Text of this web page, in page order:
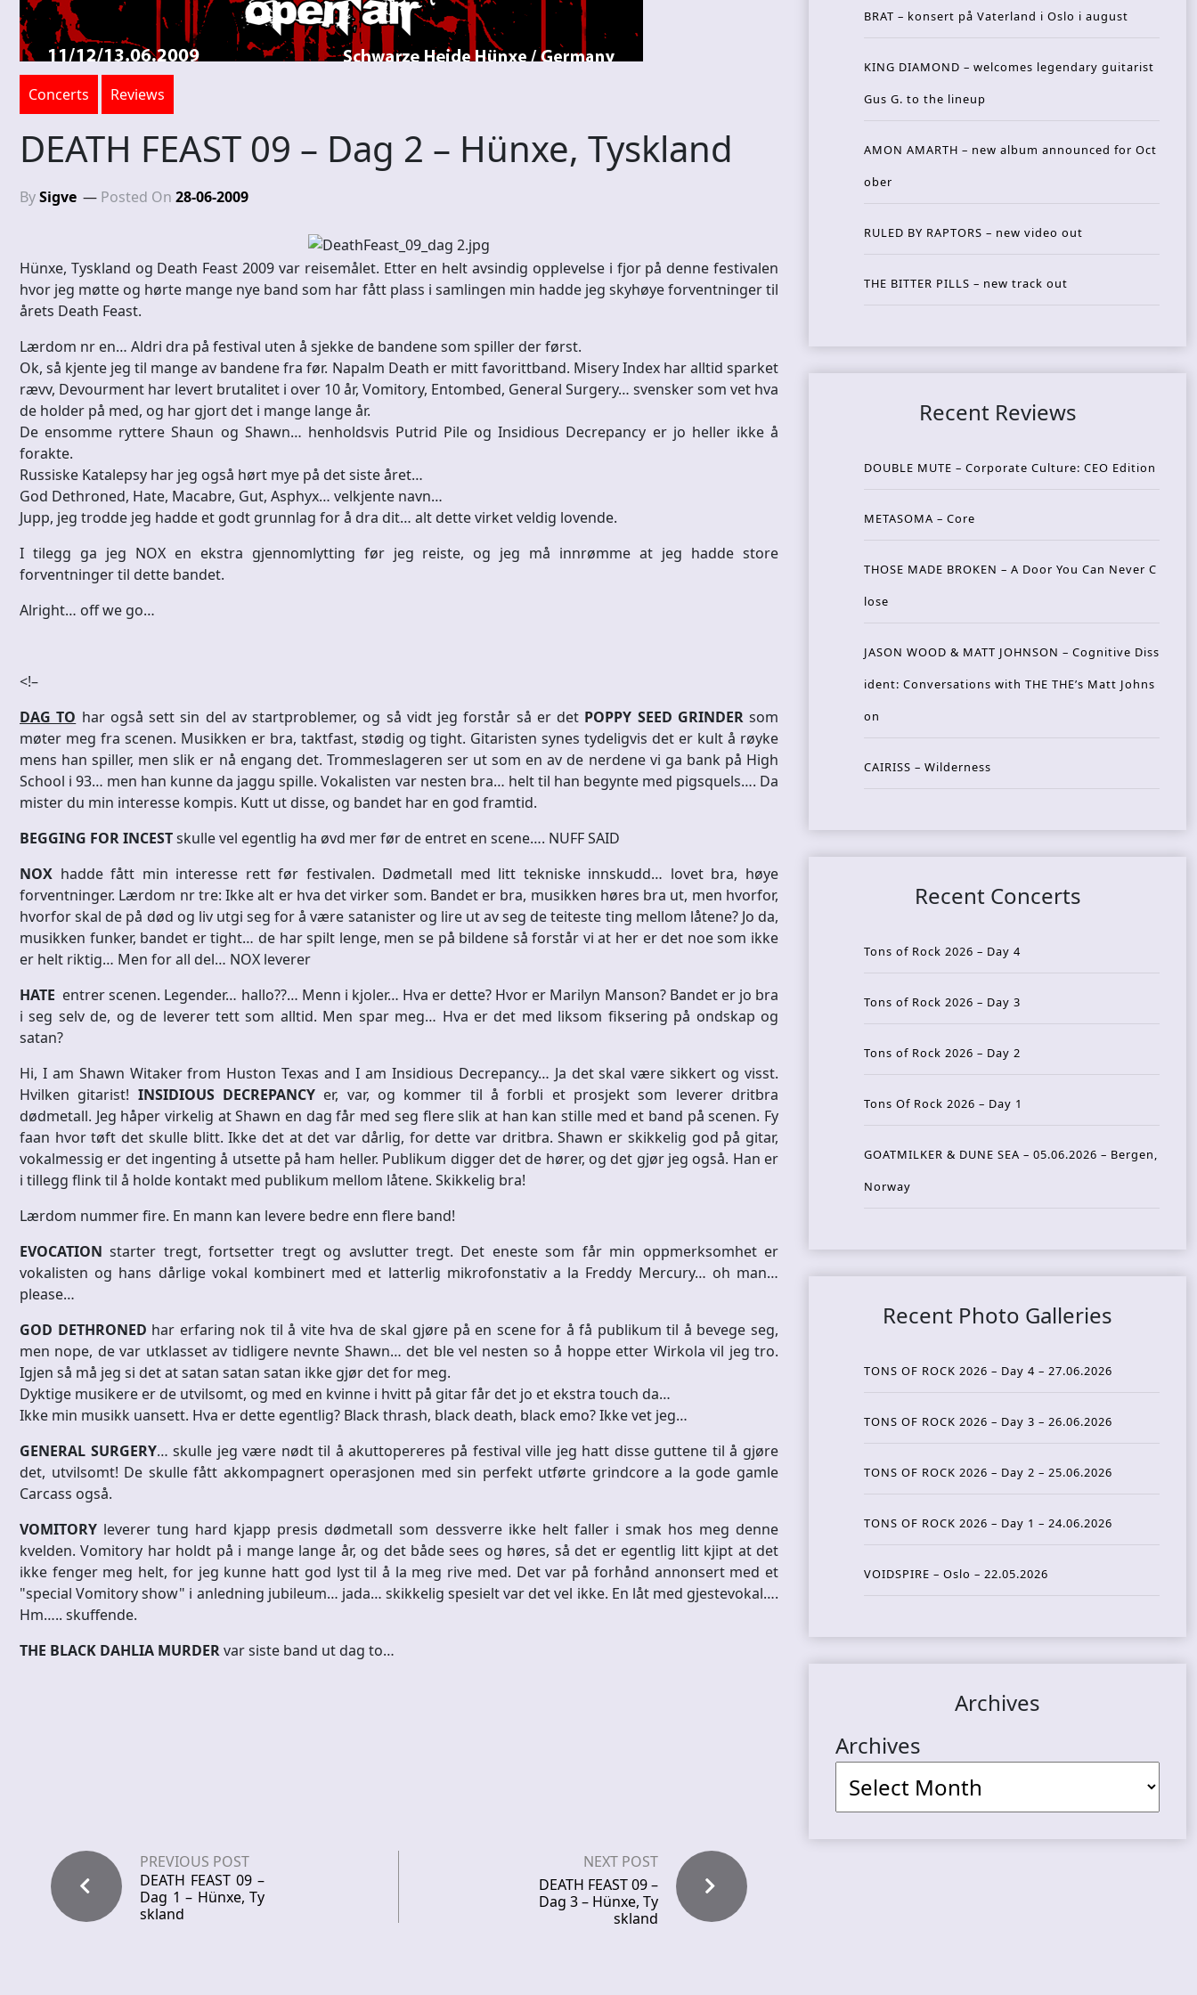
Concerts Reviews
DEATH FEAST 09 – Dag 2 – Hünxe, Tyskland
BySigve Posted On 28-06-2009
Hünxe, Tyskland og Death Feast 2009 var reisemålet. Etter en helt avsindig opplevelse i fjor på denne festivalen
hvor jeg møtte og hørte mange nye band som har fått plass i samlingen min hadde jeg skyhøye forventninger til
årets Death Feast.
Lærdom nr en… Aldri dra på festival uten å sjekke de bandene som spiller der først.
Ok, så kjente jeg til mange av bandene fra før. Napalm Death er mitt favorittband. Misery Index har alltid sparket
rævv, Devourment har levert brutalitet i over 10 år, Vomitory, Entombed, General Surgery… svensker som vet hva
de holder på med, og har gjort det i mange lange år.
De ensomme ryttere Shaun og Shawn… henholdsvis Putrid Pile og Insidious Decrepancy er jo heller ikke å
forakte.
Russiske Katalepsy har jeg også hørt mye på det siste året…
God Dethroned, Hate, Macabre, Gut, Asphyx… velkjente navn…
Jupp, jeg trodde jeg hadde et godt grunnlag for å dra dit… alt dette virket veldig lovende.
I tilegg ga jeg NOX en ekstra gjennomlytting før jeg reiste, og jeg må innrømme at jeg hadde store
forventninger til dette bandet.
Alright… off we go…
<!–
DAG TO har også sett sin del av startproblemer, og så vidt jeg forstår så er det POPPY SEED GRINDERsom
møter meg fra scenen. Musikken er bra, taktfast, stødig og tight. Gitaristen synes tydeligvis det er kult å røyke
mens han spiller, men slik er nå engang det. Trommeslageren ser ut som en av de nerdene vi ga bank på High
School i 93… men han kunne da jaggu spille. Vokalisten var nesten bra… helt til han begynte med pigsquels…. Da
mister du min interesse kompis. Kutt ut disse, og bandet har en god framtid.
BEGGING FOR INCESTskulle vel egentlig ha øvd mer før de entret en scene…. NUFF SAID
NOX hadde fått min interesse rett før festivalen. Dødmetall med litt tekniske innskudd… lovet bra, høye
forventninger. Lærdom nr tre: Ikke alt er hva det virker som. Bandet er bra, musikken høres bra ut, men hvorfor,
hvorfor skal de på død og liv utgi seg for å være satanister og lire ut av seg de teiteste ting mellom låtene? Jo da,
musikken funker, bandet er tight… de har spilt lenge, men se på bildene så forstår vi at her er det noe som ikke
er helt riktig… Men for all del… NOX leverer
HATE entrer scenen. Legender… hallo??… Menn i kjoler… Hva er dette? Hvor er Marilyn Manson? Bandet er jo bra
i seg selv de, og de leverer tett som alltid. Men spar meg… Hva er det med liksom fiksering på ondskap og
satan?
Hi, I am Shawn Witaker from Huston Texas and I am Insidious Decrepancy… Ja det skal være sikkert og visst.
Hvilken gitarist! INSIDIOUS DECREPANCY er, var, og kommer til å forbli et prosjekt som leverer dritbra
dødmetall. Jeg håper virkelig at Shawn en dag får med seg flere slik at han kan stille med et band på scenen. Fy
faan hvor tøft det skulle blitt. Ikke det at det var dårlig, for dette var dritbra. Shawn er skikkelig god på gitar,
vokalmessig er det ingenting å utsette på ham heller. Publikum digger det de hører, og det gjør jeg også. Han er
i tillegg flink til å holde kontakt med publikum mellom låtene. Skikkelig bra!
Lærdom nummer fire. En mann kan levere bedre enn flere band!
EVOCATION starter tregt, fortsetter tregt og avslutter tregt. Det eneste som får min oppmerksomhet er
vokalisten og hans dårlige vokal kombinert med et latterlig mikrofonstativ a la Freddy Mercury… oh man…
please…
GOD DETHRONED har erfaring nok til å vite hva de skal gjøre på en scene for å få publikum til å bevege seg,
men nope, de var utklasset av tidligere nevnte Shawn… det ble vel nesten so å hoppe etter Wirkola vil jeg tro.
Igjen så må jeg si det at satan satan satan ikke gjør det for meg.
Dyktige musikere er de utvilsomt, og med en kvinne i hvitt på gitar får det jo et ekstra touch da…
Ikke min musikk uansett. Hva er dette egentlig? Black thrash, black death, black emo? Ikke vet jeg…
GENERAL SURGERY… skulle jeg være nødt til å akuttopereres på festival ville jeg hatt disse guttene til å gjøre
det, utvilsomt! De skulle fått akkompagnert operasjonen med sin perfekt utførte grindcore a la gode gamle
Carcass også.
VOMITORY leverer tung hard kjapp presis dødmetall som dessverre ikke helt faller i smak hos meg denne
kvelden. Vomitory har holdt på i mange lange år, og det både sees og høres, så det er egentlig litt kjipt at det
ikke fenger meg helt, for jeg kunne hatt god lyst til å la meg rive med. Det var på forhånd annonsert med et
"special Vomitory show" i anledning jubileum… jada… skikkelig spesielt var det vel ikke. En låt med gjestevokal….
Hm….. skuffende.
THE BLACK DAHLIA MURDERvar siste band ut dag to…
PREVIOUS POST
DEATH FEAST 09 –
Dag 1 – Hünxe, Ty
skland
NEXT POST
DEATH FEAST 09 –
Dag 3 – Hünxe, Ty
skland
BRAT – konsert på Vaterland i Oslo i august
KING DIAMOND – welcomes legendary guitarist
Gus G. to the lineup
AMON AMARTH – new album announced for Oct
ober
RULED BY RAPTORS – new video out
THE BITTER PILLS – new track out
Recent Reviews
DOUBLE MUTE – Corporate Culture: CEO Edition
METASOMA – Core
THOSE MADE BROKEN – A Door You Can Never C
lose
JASON WOOD & MATT JOHNSON – Cognitive Diss
ident: Conversations with THE THE’s Matt Johns
on
CAIRISS – Wilderness
Recent Concerts
Tons of Rock 2026 – Day 4
Tons of Rock 2026 – Day 3
Tons of Rock 2026 – Day 2
Tons Of Rock 2026 – Day 1
GOATMILKER & DUNE SEA – 05.06.2026 – Bergen,
Norway
Recent Photo Galleries
TONS OF ROCK 2026 – Day 4 – 27.06.2026
TONS OF ROCK 2026 – Day 3 – 26.06.2026
TONS OF ROCK 2026 – Day 2 – 25.06.2026
TONS OF ROCK 2026 – Day 1 – 24.06.2026
VOIDSPIRE – Oslo – 22.05.2026
Archives
Archives